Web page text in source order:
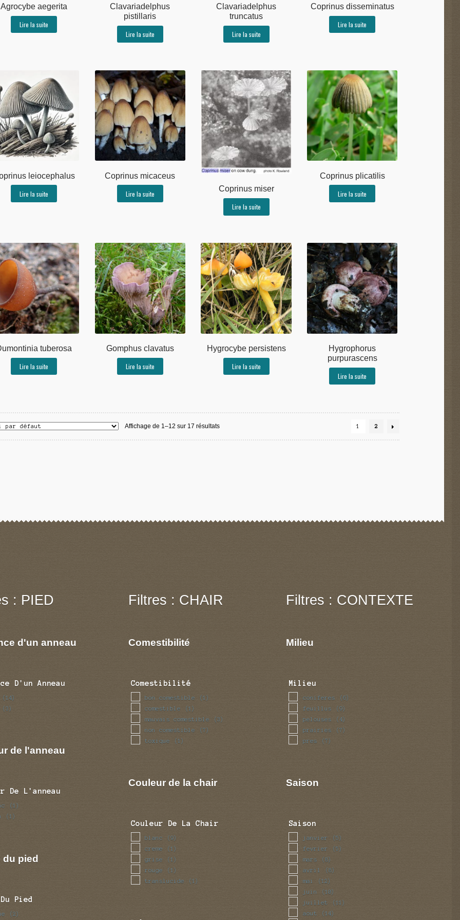
Agrocybe aegerita
Lire la suite
Clavariadelphus
pistillaris
Lire la suite
Clavariadelphus
truncatus
Lire la suite
Coprinus disseminatus
Lire la suite
leiocephalus
Lire la suite
Coprinus micaceus
Lire la suite
Coprinus miser
Lire la suite
Coprinus plicatilis
Lire la suite
tuberosa
Lire la suite
Gomphus clavatus
Lire la suite
Hygrocybe persistens
Lire la suite
Hygrophorus
purpurascens
Lire la suite
Affichage de 1–12 sur 17 résultats 1 2
: PIED
d'un anneau
D'un Anneau
(14)
(3)
de l'anneau
De L'anneau
(1)
(1)
du pied
Pied
(2)
Filtres : CHAIR
Comestibilité
Comestibilité
bon comestible (1)
comestible (1)
mauvais comestible (3)
non comestible (7)
toxique (1)
Couleur de la chair
Couleur De La Chair
blanc (9)
creme (1)
grise (1)
rouge (1)
translucide (1)
Filtres : CONTEXTE
Milieu
Milieu
coniferes (6)
feuillus (9)
pelouses (4)
prairies (7)
pres (7)
Saison
Saison
janvier (5)
fevrier (5)
mars (8)
avril (8)
mai (12)
juin (10)
juillet (11)
aout (14)